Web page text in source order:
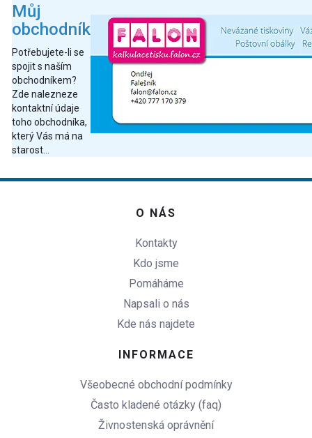
Můj
obchodník
Potřebujete-li se
spojit s naším
obchodníkem?
Zde nalezneze
kontaktní údaje
toho obchodníka,
který Vás má na
starost...
O NÁS
Kontakty
Kdo jsme
Pomáháme
Napsali o nás
Kde nás najdete
INFORMACE
Všeobecné obchodní podmínky
Často kladené otázky (faq)
Živnostenská oprávnění